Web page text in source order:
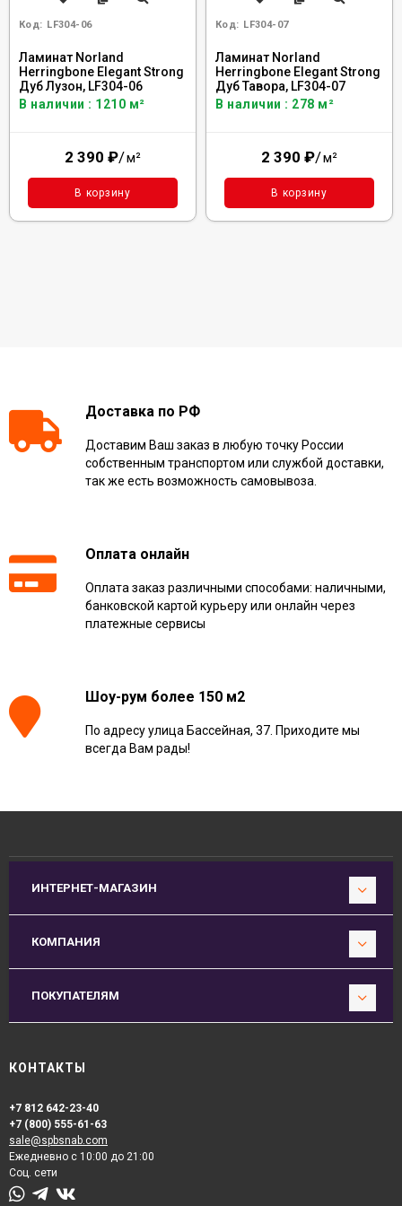
Код: LF304-06
Ламинат Norland
Herringbone Elegant Strong
Дуб Лузон, LF304-06
В наличии : 1210 м²
2 390 ₽/м²
В корзину
Код: LF304-07
Ламинат Norland
Herringbone Elegant Strong
Дуб Тавора, LF304-07
В наличии : 278 м²
2 390 ₽/м²
В корзину
Доставка по РФ
Доставим Ваш заказ в любую точку России
собственным транспортом или службой доставки,
так же есть возможность самовывоза.
Оплата онлайн
Оплата заказ различными способами: наличными,
банковской картой курьеру или онлайн через
платежные сервисы
Шоу-рум более 150 м2
По адресу улица Бассейная, 37. Приходите мы
всегда Вам рады!
ИНТЕРНЕТ-МАГАЗИН
КОМПАНИЯ
ПОКУПАТЕЛЯМ
КОНТАКТЫ
+7 812 642-23-40
+7 (800) 555-61-63
sale@spbsnab.com
Ежедневно с 10:00 до 21:00
Соц. сети